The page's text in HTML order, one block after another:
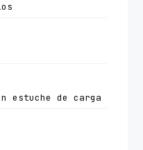
estuche de carga